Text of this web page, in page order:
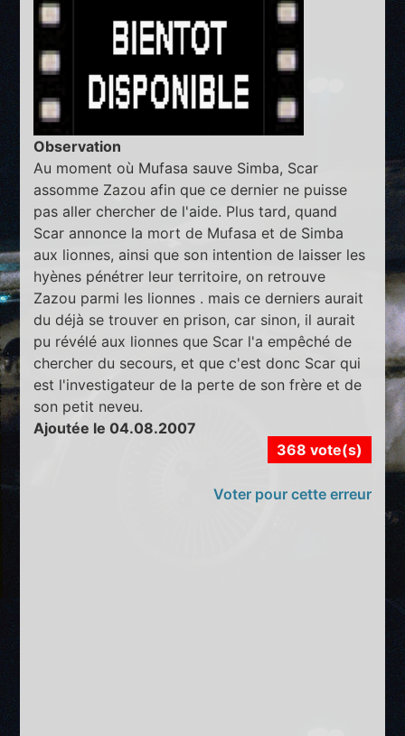
Observation
Au moment où Mufasa sauve Simba, Scar
assomme Zazou afin que ce dernier ne puisse
pas aller chercher de l'aide. Plus tard, quand
Scar annonce la mort de Mufasa et de Simba
aux lionnes, ainsi que son intention de laisser les
hyènes pénétrer leur territoire, on retrouve
Zazou parmi les lionnes . mais ce derniers aurait
du déjà se trouver en prison, car sinon, il aurait
pu révélé aux lionnes que Scar l'a empêché de
chercher du secours, et que c'est donc Scar qui
est l'investigateur de la perte de son frère et de
son petit neveu.
Ajoutée le 04.08.2007
368 vote(s)
Voter pour cette erreur